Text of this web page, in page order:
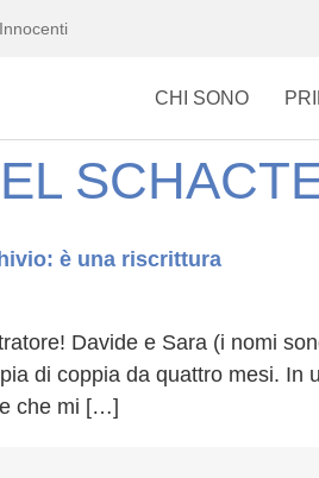
CHI SONO
è una riscrittura
Davide e Sara (i nomi
di coppia da quattro mesi.
che mi […]